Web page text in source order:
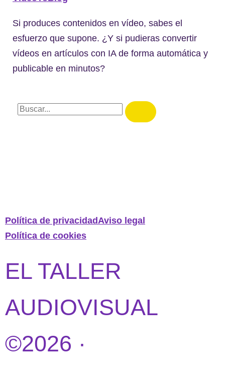
Si produces contenidos en vídeo, sabes el
esfuerzo que supone. ¿Y si pudieras convertir
vídeos en artículos con IA de forma automática y
publicable en minutos?
Política de privacidadAviso legal
Política de cookies
EL TALLER
AUDIOVISUAL
©2026 ·